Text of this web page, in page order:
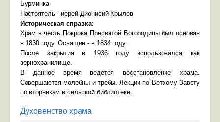
Бурминка
Настоятель - иерей Дионисий Крылов
Историческая справка:
Храм в честь Покрова Пресвятой Богородицы был основан
в 1830 году. Освящен - в 1834 году.
После закрытия в 1936 году использовался как
зернохранилище.
В данное время ведется восстановление храма.
Совершаются молебны и требы. Лекции по Ветхому Завету
по вторникам в сельской библиотеке.
Духовенство храма